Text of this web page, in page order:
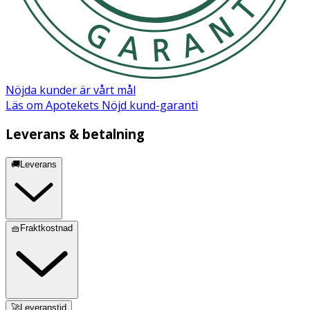
Nöjda kunder är vårt mål
Läs om Apotekets Nöjd kund-garanti
Leverans & betalning
🚚Leverans
🧺Fraktkostnad
🚀Leveranstid